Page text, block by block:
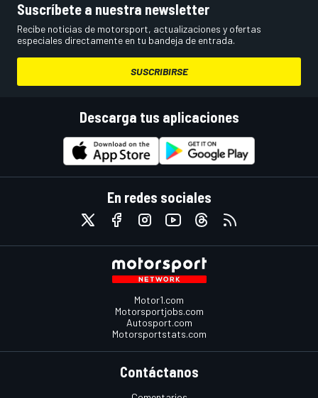
Suscríbete a nuestra newsletter
Recibe noticias de motorsport, actualizaciones y ofertas
especiales directamente en tu bandeja de entrada.
SUSCRIBIRSE
Descarga tus aplicaciones
En redes sociales
Motor1.com
Motorsportjobs.com
Autosport.com
Motorsportstats.com
Contáctanos